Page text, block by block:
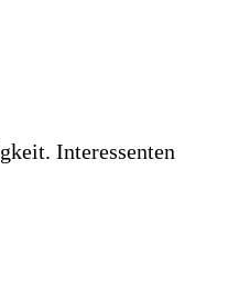
Interessenten